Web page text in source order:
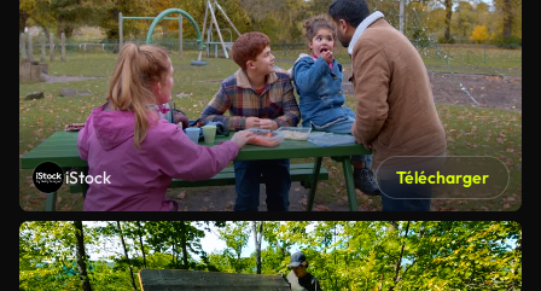
iStock Télécharger